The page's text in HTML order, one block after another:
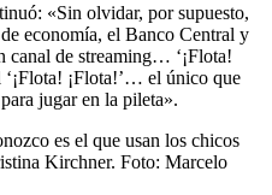
«Sin olvidar, por supuesto,
economía, el Banco Central y
de streaming… ‘¡Flota!
‘¡Flota! ¡Flota!’… el único que
jugar en la pileta».
es el que usan los chicos
Kirchner. Foto: Marcelo